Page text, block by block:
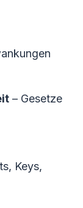
– Gesetze
Keys,